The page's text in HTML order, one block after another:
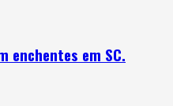
enchentes em SC.